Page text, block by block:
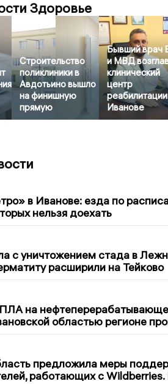
Здоровье
Строительство
поликлиники в
Авдотьино вышло
на финишную
прямую
Бывший врач
и МВД
клинический
центр
Иванове
в Иванове: езда по
нельзя доехать
с уничтожением стада в
расширили на Тейково
на
областью регионе
предложила меры
работающих с